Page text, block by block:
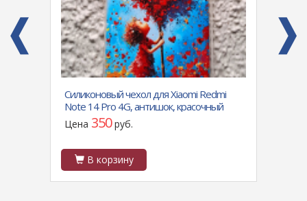
Силиконовый чехол для Xiaomi Redmi
Note 14 Pro 4G, антишок, красочный
принт, сердце абстрацкия
Цена 350руб.
В корзину